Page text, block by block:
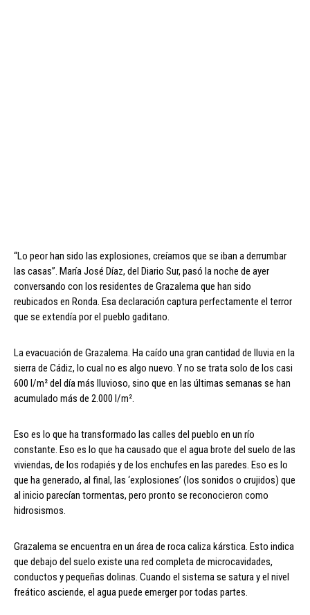
“Lo peor han sido las explosiones, creíamos que se iban a derrumbar
las casas”. María José Díaz, del Diario Sur, pasó la noche de ayer
conversando con los residentes de Grazalema que han sido
reubicados en Ronda. Esa declaración captura perfectamente el terror
que se extendía por el pueblo gaditano.
La evacuación de Grazalema. Ha caído una gran cantidad de lluvia en la
sierra de Cádiz, lo cual no es algo nuevo. Y no se trata solo de los casi
600 l/m² del día más lluvioso, sino que en las últimas semanas se han
acumulado más de 2.000 l/m².
Eso es lo que ha transformado las calles del pueblo en un río
constante. Eso es lo que ha causado que el agua brote del suelo de las
viviendas, de los rodapiés y de los enchufes en las paredes. Eso es lo
que ha generado, al final, las ‘explosiones’ (los sonidos o crujidos) que
al inicio parecían tormentas, pero pronto se reconocieron como
hidrosismos.
Grazalema se encuentra en un área de roca caliza kárstica. Esto indica
que debajo del suelo existe una red completa de microcavidades,
conductos y pequeñas dolinas. Cuando el sistema se satura y el nivel
freático asciende, el agua puede emerger por todas partes.